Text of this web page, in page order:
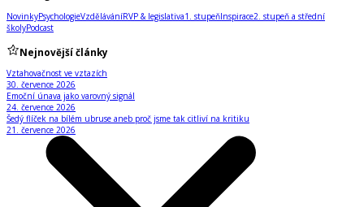
NovinkyPsychologieVzděláváníRVP & legislativa1. stupeňInspirace2. stupeň a střední
školyPodcast
Nejnovější články
Vztahovačnost ve vztazích
30. července 2026
Emoční únava jako varovný signál
24. července 2026
Šedý flíček na bílém ubruse aneb proč jsme tak citliví na kritiku
21. července 2026